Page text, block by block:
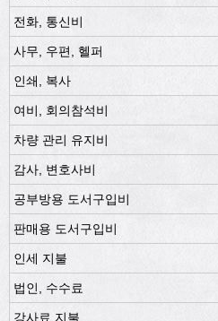
전화, 통신비
사무, 우편, 헬퍼
인쇄, 복사
여비, 회의참석비
차량 관리 유지비
감사, 변호사비
공부방용 도서구입비
판매용 도서구입비
인세 지불
법인, 수수료
강사료 지불